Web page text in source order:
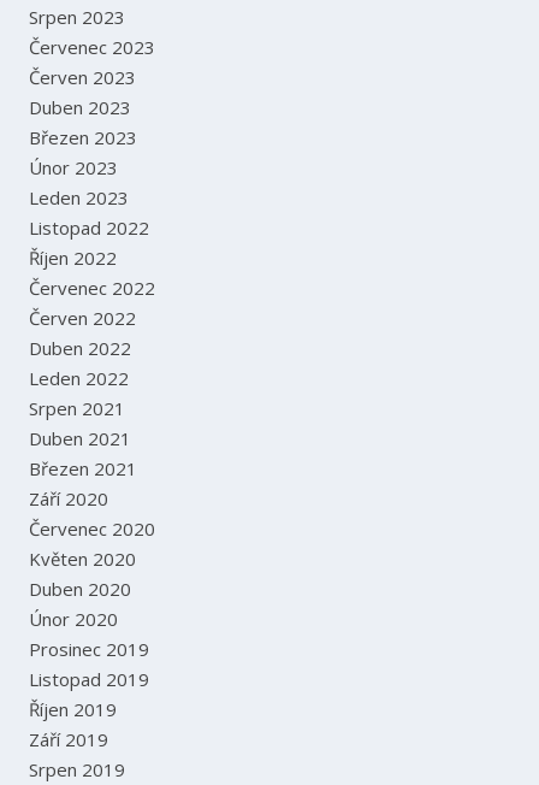
Srpen 2023
Červenec 2023
Červen 2023
Duben 2023
Březen 2023
Únor 2023
Leden 2023
Listopad 2022
Říjen 2022
Červenec 2022
Červen 2022
Duben 2022
Leden 2022
Srpen 2021
Duben 2021
Březen 2021
Září 2020
Červenec 2020
Květen 2020
Duben 2020
Únor 2020
Prosinec 2019
Listopad 2019
Říjen 2019
Září 2019
Srpen 2019